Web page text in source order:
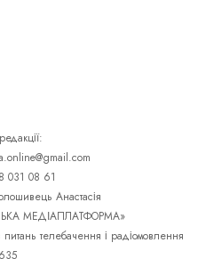
031 08 61
Анастасія
МЕДІАПЛАТФОРМА»
телебачення і радіомовлення